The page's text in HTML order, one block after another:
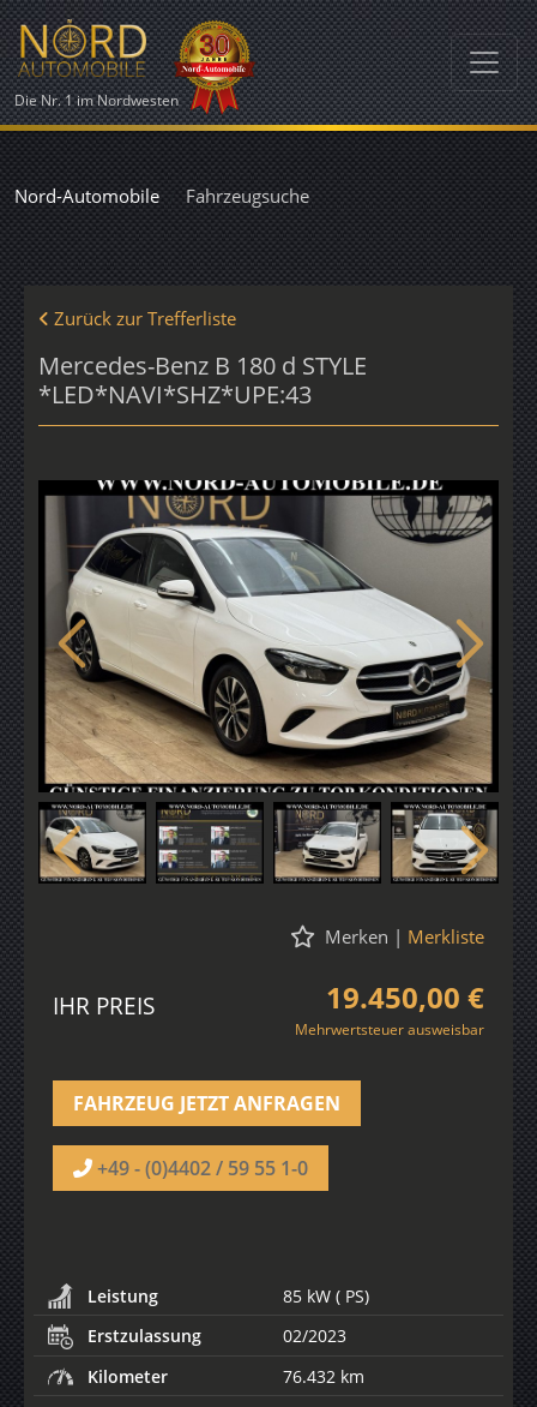
Die Nr. 1 im Nordwesten
Nord-Automobile Fahrzeugsuche
Zurück zur Trefferliste
Mercedes-Benz B 180 d STYLE
*LED*NAVI*SHZ*UPE:43
Merken | Merkliste
IHR PREIS 19.450,00 €
Mehrwertsteuer ausweisbar
FAHRZEUG JETZT ANFRAGEN
+49 - (0)4402 / 59 55 1-0
Leistung
85 kW ( PS)
Erstzulassung
02/2023
Kilometer
76.432 km